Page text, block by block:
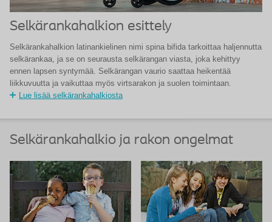
Selkärankahalkion esittely
Selkärankahalkion latinankielinen nimi spina bifida tarkoittaa haljennutta
selkärankaa, ja se on seurausta selkärangan viasta, joka kehittyy
ennen lapsen syntymää. Selkärangan vaurio saattaa heikentää
liikkuvuutta ja vaikuttaa myös virtsarakon ja suolen toimintaan.
Lue lisää selkärankahalkiosta
Selkärankahalkio ja rakon ongelmat